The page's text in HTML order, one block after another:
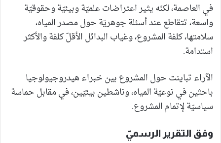
في العاصمة، لكنّه يثير اعتراضات علميّة وبيئيّة وحقوقيّة
واسعة، تتقاطع عند أسئلة جوهريّة حول مصدر المياه،
سلامتها، كلفة المشروع، وغياب البدائل الأقلّ كلفة والأكثر
استدامة.
الآراء تباينت حول المشروع بين خبراء هيدروجيولوجيا
باحثين في نوعيّة المياه، وناشطين بيئيّين، في مقابل حماسة
سياسيّة لإتمام المشروع.
وفق التقرير الرسميّ